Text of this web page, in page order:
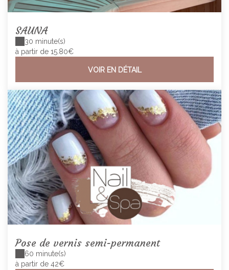
SAUNA
30 minute(s)
à partir de 15.80€
VOIR EN DÉTAIL
Pose de vernis semi-permanent
60 minute(s)
à partir de 42€